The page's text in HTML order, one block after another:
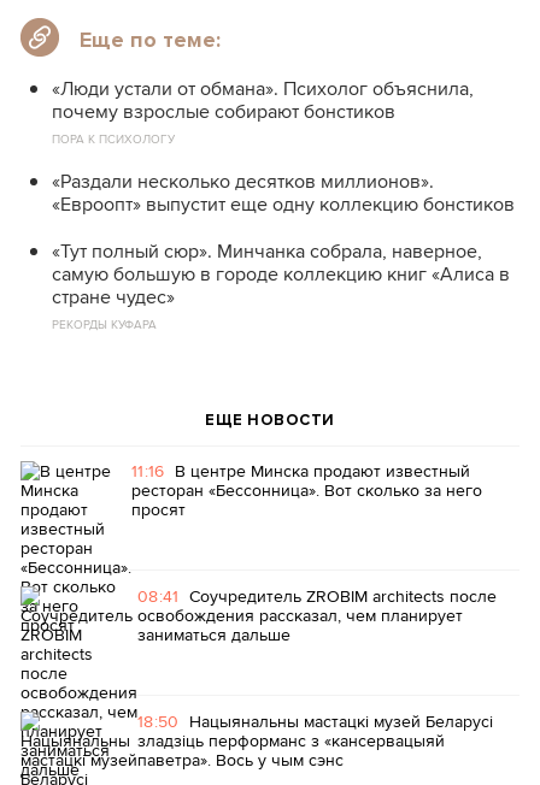
Еще по теме:
«Люди устали от обмана». Психолог объяснила,
почему взрослые собирают бонстиков
ПОРА К ПСИХОЛОГУ
«Раздали несколько десятков миллионов».
«Евроопт» выпустит еще одну коллекцию бонстиков
«Тут полный сюр». Минчанка собрала, наверное,
самую большую в городе коллекцию книг «Алиса в
стране чудес»
РЕКОРДЫ КУФАРА
ЕЩЕ НОВОСТИ
11:16 В центре Минска продают известный
ресторан «Бессонница». Вот сколько за него
просят
08:41 Соучредитель ZROBIM architects после
освобождения рассказал, чем планирует
заниматься дальше
18:50 Нацыянальны мастацкі музей Беларусі
зладзіць перформанс з «кансервацыяй
паветра». Вось у чым сэнс